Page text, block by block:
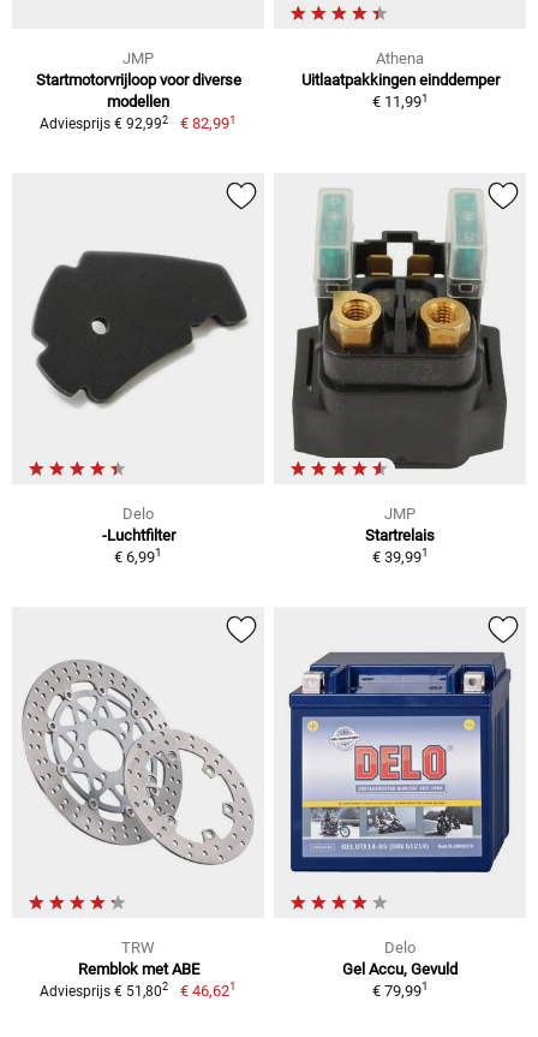
JMP
Startmotorvrijloop voor diverse
modellen
Adviesprijs € 92,992 € 82,991
Athena
Uitlaatpakkingen einddemper
€ 11,991
Delo
-Luchtfilter
€ 6,991
JMP
Startrelais
€ 39,991
TRW
Remblok met ABE
Adviesprijs € 51,802 € 46,621
Delo
Gel Accu, Gevuld
€ 79,991